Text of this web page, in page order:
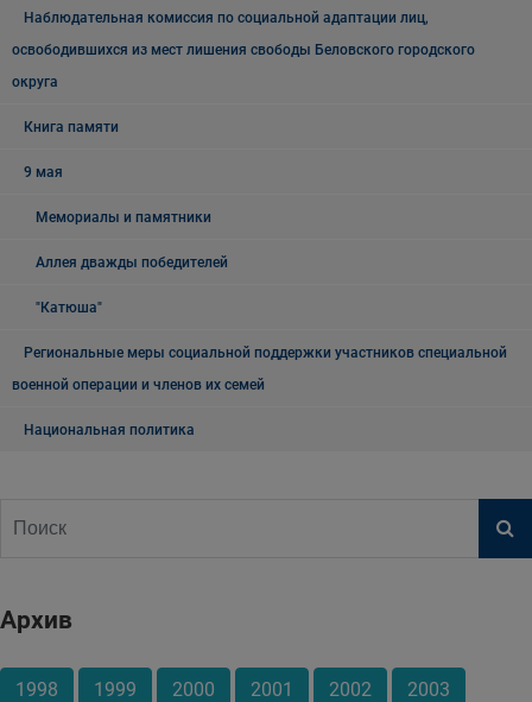
Наблюдательная комиссия по социальной адаптации лиц,
освободившихся из мест лишения свободы Беловского городского
округа
Книга памяти
9 мая
Мемориалы и памятники
Аллея дважды победителей
"Катюша"
Региональные меры социальной поддержки участников специальной
военной операции и членов их семей
Национальная политика
Архив
1998 1999 2000 2001 2002 2003